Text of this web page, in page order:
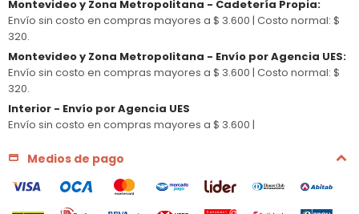
Montevideo y Zona Metropolitana - Cadetería Propia:
Envío sin costo en compras mayores a $ 3.600 | Costo normal: $
320.
Montevideo y Zona Metropolitana - Envío por Agencia UES:
Envío sin costo en compras mayores a $ 3.600 | Costo normal: $
320.
Interior - Envío por Agencia UES
Envío sin costo en compras mayores a $ 3.600 |
Medios de pago